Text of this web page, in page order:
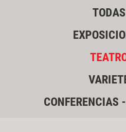
TODAS
CONFERENCIAS